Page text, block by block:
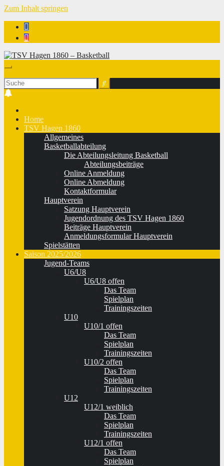
Zum Inhalt springen
Home
TSV Hagen 1860
Allgemeines
Basketballabteilung
Die Abteilungsleitung Basketball
Abteilungsbeiträge
Online Anmeldung
Online Abmeldung
Kontaktformular
Hauptverein
Satzung Hauptverein
Jugendordnung des TSV Hagen 1860
Beiträge Hauptverein
Anmeldungsformular Hauptverein
Spielstätten
Saison 2025/2026
Jugend-Teams
U6/U8
U6/U8 offen
Das Team
Spielplan
Trainingszeiten
U10
U10/1 offen
Das Team
Spielplan
Trainingszeiten
U10/2 offen
Das Team
Spielplan
Trainingszeiten
U12
U12/1 weiblich
Das Team
Spielplan
Trainingszeiten
U12/1 offen
Das Team
Spielplan